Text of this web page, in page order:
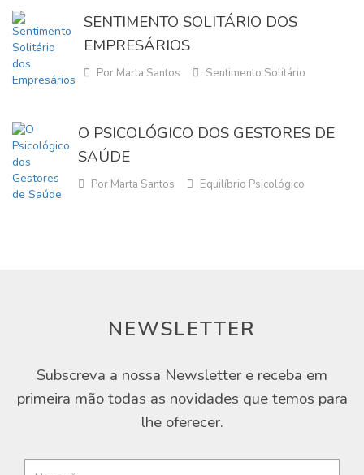
SENTIMENTO SOLITÁRIO DOS
EMPRESÁRIOS
Por Marta Santos Sentimento Solitário
O PSICOLÓGICO DOS GESTORES DE
SAÚDE
Por Marta Santos Equilíbrio Psicológico
NEWSLETTER
Subscreva a nossa Newsletter e receba em
primeira mão todas as novidades que temos para
lhe oferecer.